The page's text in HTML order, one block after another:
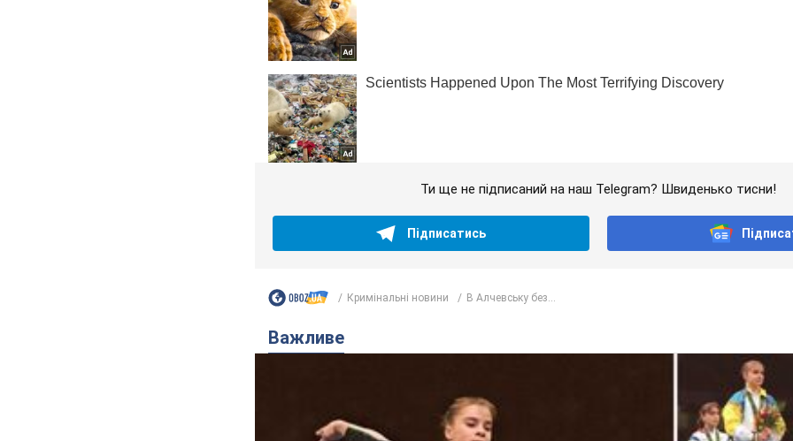
Ти ще не підписаний на наш Telegram? Швиденько тисни!
Підписатись
Кримінальні новини В Алчевську без...
Важливе